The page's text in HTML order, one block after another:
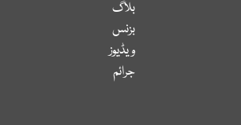
بلاگ
بزنس
ویڈیوز
جرائم